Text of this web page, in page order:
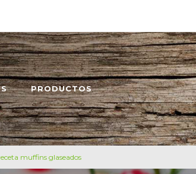
PRODUCTOS
muffins glaseados